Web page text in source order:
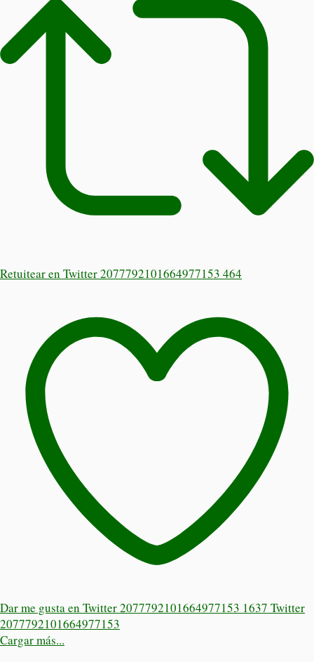
Retuitear en Twitter 2077792101664977153 464
Dar me gusta en Twitter 2077792101664977153 1637 Twitter
2077792101664977153
Cargar más...